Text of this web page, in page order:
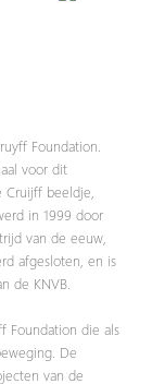
Foundation.
voor dit
beeldje,
in 1999 door
van de eeuw,
afgesloten, en is
de KNVB.
Foundation die als
De
van de